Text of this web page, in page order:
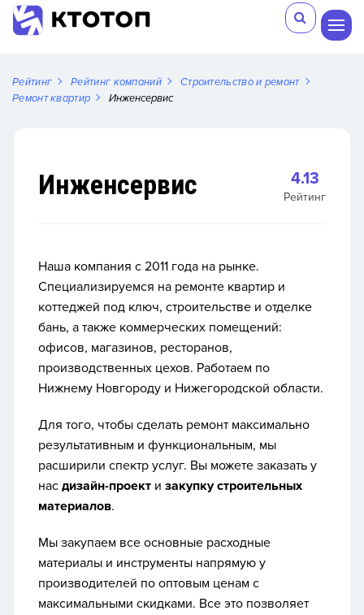
Рейтинг Рейтинг компаний
Строительство и ремонт
Ремонт квартир
Инженсервис
Инженсервис 4.13
Рейтинг
Наша компания с 2011 года на рынке.
Специализируемся на ремонте квартир и
коттеджей под ключ, строительстве и отделке
бань, а также коммерческих помещений:
офисов, магазинов, ресторанов,
производственных цехов. Работаем по
Нижнему Новгороду и Нижегородской области.
Для того, чтобы сделать ремонт максимально
результативным и функциональным, мы
расширили спектр услуг. Вы можете заказать у
нас дизайн-проект и закупку строительных
материалов.
Мы закупаем все основные расходные
материалы и инструменты напрямую у
производителей по оптовым ценам с
максимальными скидками. Все это позволяет